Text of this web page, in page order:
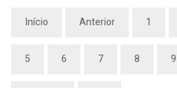
Início Anterior 1
5 6 7 8 9